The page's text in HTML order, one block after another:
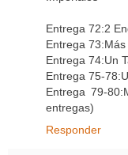
Entrega 72:2
Entrega
Entrega 74:Un
Entrega 75-
Entrega 79-
entregas)
Responder